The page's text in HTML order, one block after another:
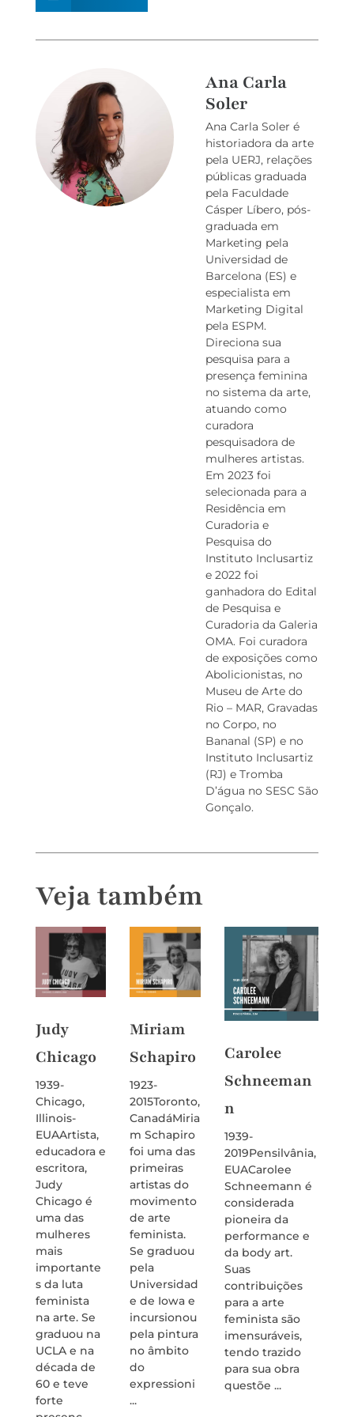
Ana Carla
Soler
Ana Carla Soler é
historiadora da arte
pela UERJ, relações
públicas graduada
pela Faculdade
Cásper Líbero, pós-
graduada em
Marketing pela
Universidad de
Barcelona (ES) e
especialista em
Marketing Digital
pela ESPM.
Direciona sua
pesquisa para a
presença feminina
no sistema da arte,
atuando como
curadora
pesquisadora de
mulheres artistas.
Em 2023 foi
selecionada para a
Residência em
Curadoria e
Pesquisa do
Instituto Inclusartiz
e 2022 foi
ganhadora do Edital
de Pesquisa e
Curadoria da Galeria
OMA. Foi curadora
de exposições como
Abolicionistas, no
Museu de Arte do
Rio – MAR, Gravadas
no Corpo, no
Bananal (SP) e no
Instituto Inclusartiz
(RJ) e Tromba
D’água no SESC São
Gonçalo.
Veja também
Judy
Chicago
1939-
Chicago,
Illinois-
EUAArtista,
educadora e
escritora,
Judy
Chicago é
uma das
mulheres
mais
importante
s da luta
feminista
na arte. Se
graduou na
UCLA e na
década de
60 e teve
forte
Miriam
Schapiro
1923-
2015Toronto,
CanadáMiria
m Schapiro
foi uma das
primeiras
artistas do
movimento
de arte
feminista.
Se graduou
pela
Universidad
e de Iowa e
incursionou
pela pintura
no âmbito
do
expressioni
...
Carolee
Schneeman
n
1939-
2019Pensilvânia,
EUACarolee
Schneemann é
considerada
pioneira da
performance e
da body art.
Suas
contribuições
para a arte
feminista são
imensuráveis,
tendo trazido
para sua obra
questõe ...